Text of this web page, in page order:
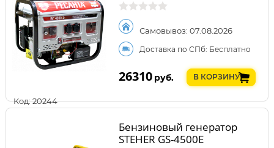
Код: 20244
Самовывоз: 07.08.2026
Доставка по СПб: Бесплатно
26310 руб. В КОРЗИНУ
Бензиновый генератор
STEHER GS-4500Е